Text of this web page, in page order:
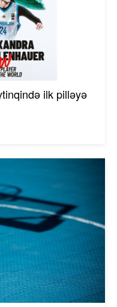
ilk pilləyə